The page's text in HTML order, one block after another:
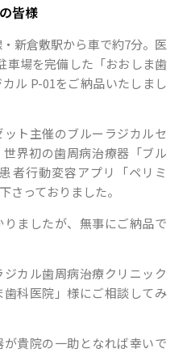
皆様
新倉敷駅から車で約7分。医
車場を完備した「おおしま歯
ル P-01をご納品いたしまし
ト主催のブルーラジカルセ
界初の歯周病治療器「ブル
者行動変容アプリ「ペリミ
さっておりました。
ましたが、無事にご納品で
カル歯周病治療クリニック
科医院」様にご相談してみ
貴院の一助となれば幸いで